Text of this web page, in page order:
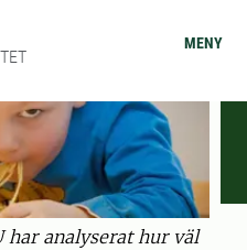
MENY
har analyserat hur väl